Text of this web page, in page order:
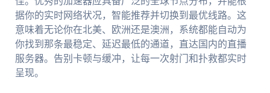
据你的实时网络状况，智能推荐并切换到最优线路。这
意味着无论你在北美、欧洲还是澳洲，系统都能自动为
你找到那条最稳定、延迟最低的通道，直达国内的直播
服务器。告别卡顿与缓冲，让每一次射门和扑救都实时
呈现。